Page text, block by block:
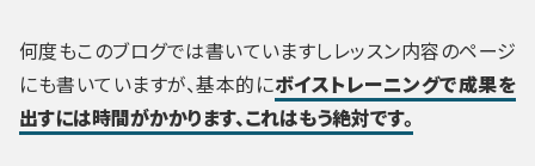
何度もこのブログでは書いていますしレッスン内容のページ
にも書いていますが、基本的にボイストレーニングで成果を
出すには時間がかかります、これはもう絶対です。